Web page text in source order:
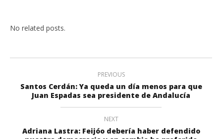
No related posts.
PREVIOUS
Santos Cerdán: Ya queda un día menos para que
Juan Espadas sea presidente de Andalucía
NEXT
Adriana Lastra: Feijóo debería haber defendido